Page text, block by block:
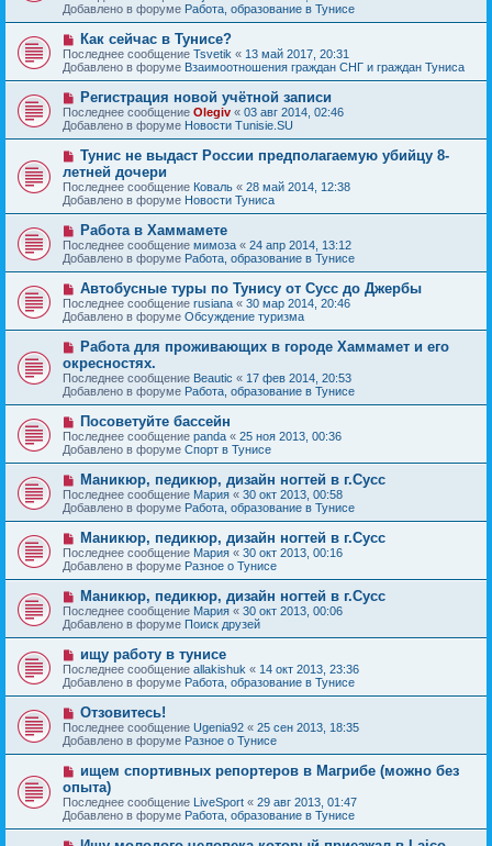
и
е
б
щ
е
н
и
е
е
с
о
б
щ
е
н
и
е
Добавлено в форуме Работа, образование в Тунисе
Н
о
в
о
е
с
о
о
б
щ
е
н
и
е
Как сейчас в Тунисе?
Последнее сообщение Tsvetik « 13 май 2017, 20:31
Добавлено в форуме Взаимоотношения граждан СНГ и граждан Туниса
Н
о
в
о
е
о
о
б
щ
е
н
и
е
Регистрация новой учётной записи
Последнее сообщение Olegiv « 03 авг 2014, 02:46
Добавлено в форуме Новости Tunisie.SU
Н
в
о
е
с
о
б
щ
н
и
е
Тунис не выдаст России предполагаемую убийцу 8-
летней дочери
Последнее сообщение Коваль « 28 май 2014, 12:38
Добавлено в форуме Новости Туниса
Н
о
в
о
с
о
о
б
щ
е
н
и
е
Работа в Хаммамете
Последнее сообщение мимоза « 24 апр 2014, 13:12
Добавлено в форуме Работа, образование в Тунисе
Н
о
в
о
е
с
о
о
б
щ
е
н
и
е
Автобусные туры по Тунису от Сусс до Джербы
Последнее сообщение rusiana « 30 мар 2014, 20:46
Добавлено в форуме Обсуждение туризма
Н
в
о
е
с
о
б
щ
е
н
и
е
Работа для проживающих в городе Хаммамет и его
окресностях.
Последнее сообщение Beautic « 17 фев 2014, 20:53
Добавлено в форуме Работа, образование в Тунисе
Н
о
в
о
е
с
о
о
б
щ
е
н
и
е
Посоветуйте бассейн
Последнее сообщение panda « 25 ноя 2013, 00:36
Добавлено в форуме Спорт в Тунисе
Н
о
в
о
е
с
о
о
б
щ
е
н
и
Маникюр, педикюр, дизайн ногтей в г.Сусс
Последнее сообщение Мария « 30 окт 2013, 00:58
Добавлено в форуме Работа, образование в Тунисе
Н
о
в
о
е
с
о
о
б
щ
е
н
и
е
Маникюр, педикюр, дизайн ногтей в г.Сусс
Последнее сообщение Мария « 30 окт 2013, 00:16
Добавлено в форуме Разное о Тунисе
Н
о
в
о
с
о
о
б
щ
е
н
и
Маникюр, педикюр, дизайн ногтей в г.Сусс
Последнее сообщение Мария « 30 окт 2013, 00:06
Добавлено в форуме Поиск друзей
Н
о
в
о
с
о
о
б
щ
е
н
и
е
ищу работу в тунисе
Последнее сообщение allakishuk « 14 окт 2013, 23:36
Добавлено в форуме Работа, образование в Тунисе
Н
о
в
о
с
о
о
б
щ
е
Отзовитесь!
Последнее сообщение Ugenia92 « 25 сен 2013, 18:35
Добавлено в форуме Разное о Тунисе
Н
в
о
е
с
ищем спортивных репортеров в Магрибе (можно без
опыта)
Последнее сообщение LiveSport « 29 авг 2013, 01:47
Добавлено в форуме Работа, образование в Тунисе
Н